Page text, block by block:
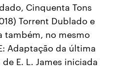
Cinquenta Tons
Torrent Dublado e
também, no mesmo
Adaptação da última
E. L. James iniciada